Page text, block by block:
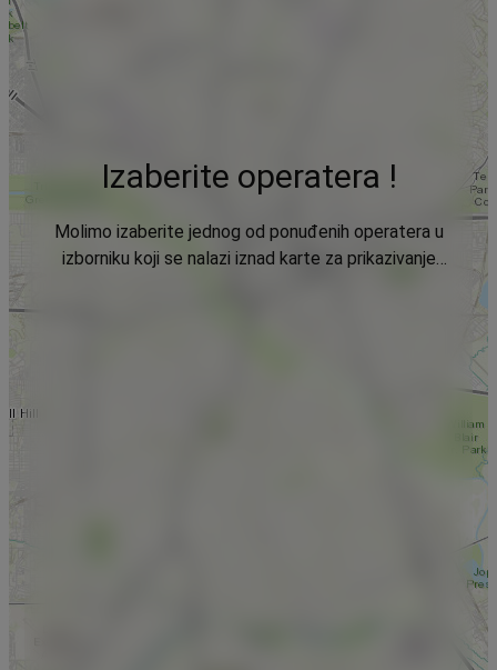
Izaberite operatera !
Molimo izaberite jednog od ponuđenih operatera u
izborniku koji se nalazi iznad karte za prikazivanje